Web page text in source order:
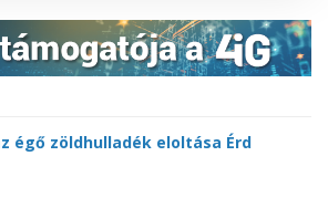
égő zöldhulladék eloltása Érd